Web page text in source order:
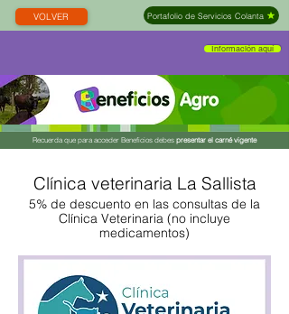
VOLVER Portafolio de Servicios Colanta
Información aquí
Recuerda que para acceder Beneficios debes presentar el carné vigente
Clínica veterinaria La Sallista
5% de descuento en las consultas de la
Clínica Veterinaria (no incluye
medicamentos)